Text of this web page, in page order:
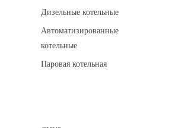
Дизельные котельные
Автоматизированные
котельные
Паровая котельная